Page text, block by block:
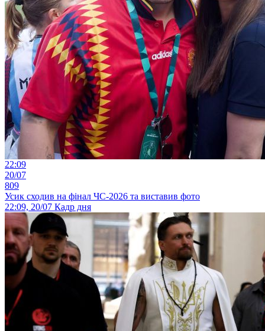
22:09
20/07
809
Усик сходив на фінал ЧС-2026 та виставив фото
22:09, 20/07 Кадр дня